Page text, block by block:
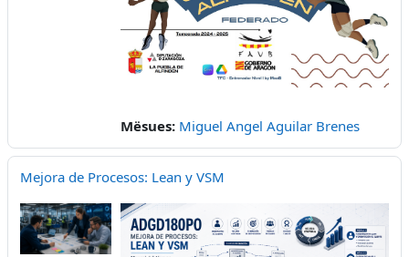
Mësues: Miguel Angel Aguilar Brenes
Mejora de Procesos: Lean y VSM